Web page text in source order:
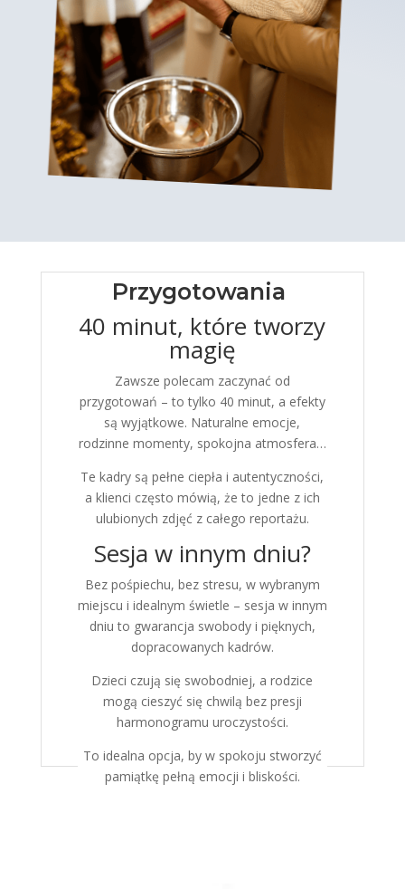
Przygotowania
40 minut, które tworzy
magię
Zawsze polecam zaczynać od
przygotowań – to tylko 40 minut, a efekty
są wyjątkowe. Naturalne emocje,
rodzinne momenty, spokojna atmosfera…
Te kadry są pełne ciepła i autentyczności,
a klienci często mówią, że to jedne z ich
ulubionych zdjęć z całego reportażu.
Sesja w innym dniu?
Bez pośpiechu, bez stresu, w wybranym
miejscu i idealnym świetle – sesja w innym
dniu to gwarancja swobody i pięknych,
dopracowanych kadrów.
Dzieci czują się swobodniej, a rodzice
mogą cieszyć się chwilą bez presji
harmonogramu uroczystości.
To idealna opcja, by w spokoju stworzyć
pamiątkę pełną emocji i bliskości.